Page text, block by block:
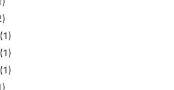
(1)
(1)
(1)